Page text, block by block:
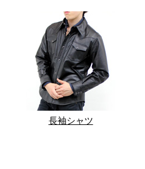
長袖シャツ